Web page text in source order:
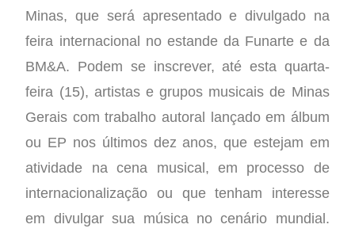
Minas, que será apresentado e divulgado na
feira internacional no estande da Funarte e da
BM&A. Podem se inscrever, até esta quarta-
feira (15), artistas e grupos musicais de Minas
Gerais com trabalho autoral lançado em álbum
ou EP nos últimos dez anos, que estejam em
atividade na cena musical, em processo de
internacionalização ou que tenham interesse
em divulgar sua música no cenário mundial.